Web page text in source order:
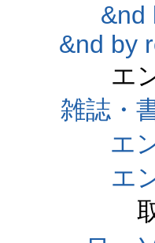
&nd
&nd by
エ
雑誌・
エ
エ